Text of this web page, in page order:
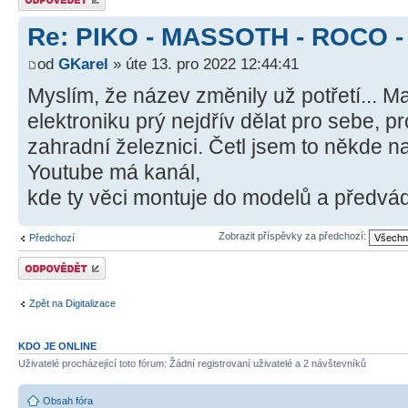
Re: PIKO - MASSOTH - ROCO
od GKarel » úte 13. pro 2022 12:44:41
Myslím, že název změnily už potřetí...
elektroniku prý nejdřív dělat pro sebe,
zahradní železnici. Četl jsem to někde
Youtube má kanál,
kde ty věci montuje do modelů a
Předchozí Zobrazit příspěvky za předchozí:
Odeslat odpověď
Zpět na Digitalizace
KDO JE ONLINE
Uživatelé procházející toto fórum: Žádní registrovaní uživatelé a 2 návštevníků
Obsah fóra